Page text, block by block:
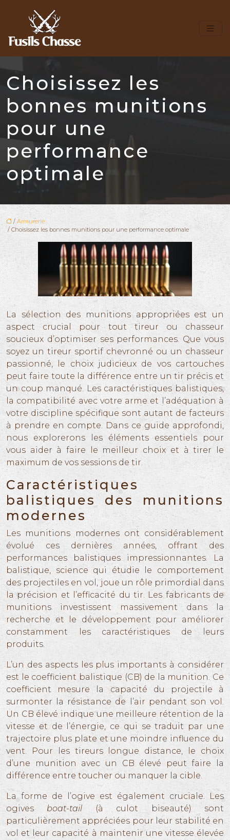
Choisissez les
bonnes munitions
pour une
performance
optimale
/ Armurerie
/ Choisissez les bonnes munitions pour une performance optimale
La sélection des munitions appropriées est un
aspect crucial pour tout tireur ou chasseur
soucieux d’optimiser ses performances. Que vous
soyez un tireur sportif chevronné ou un chasseur
passionné, le choix judicieux de vos cartouches
peut faire toute la différence entre un tir précis et
un coup manqué. Les caractéristiques balistiques,
la compatibilité avec votre arme et l’adéquation à
votre discipline spécifique sont autant de facteurs
à prendre en compte. Dans ce guide approfondi,
nous explorerons les éléments essentiels pour
vous aider à faire le meilleur choix et à tirer le
maximum de vos sessions de tir.
Caractéristiques
balistiques des munitions
modernes
Les munitions modernes ont considérablement
évolué ces dernières années, offrant des
performances balistiques impressionnantes. La
balistique, science qui étudie le comportement
des projectiles en vol, joue un rôle primordial dans
la précision et l’efficacité du tir. Les fabricants de
munitions investissent massivement dans la
recherche et le développement pour améliorer
constamment les caractéristiques de leurs
produits.
L’un des aspects les plus importants à considérer
est le coefficient balistique (CB) de la munition. Ce
coefficient mesure la capacité du projectile à
surmonter la résistance de l’air pendant son vol.
Un CB élevé indique une meilleure rétention de la
vitesse et de l’énergie, ce qui se traduit par une
trajectoire plus plate et une moindre influence du
vent. Pour les tireurs longue distance, le choix
d’une munition avec un CB élevé peut faire la
différence entre toucher ou manquer la cible.
La forme de l’ogive est également cruciale. Les
ogives boat-tail
(à culot biseauté) sont
particulièrement appréciées pour leur stabilité en
vol et leur capacité à maintenir une vitesse élevée